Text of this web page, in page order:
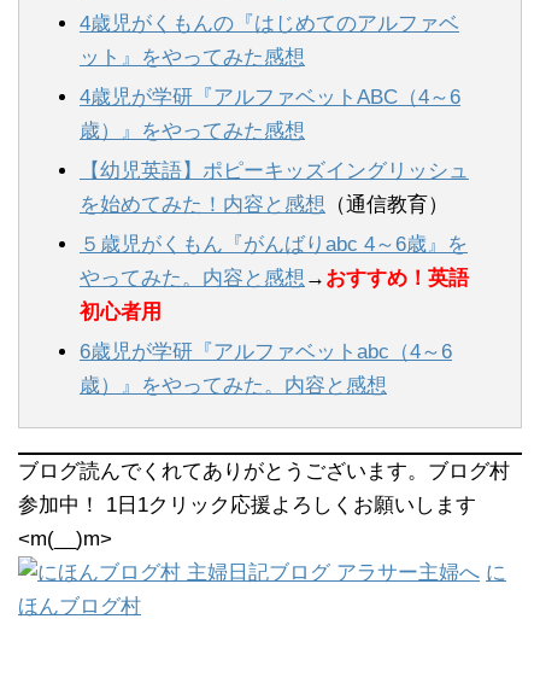
4歳児がくもんの『はじめてのアルファベ
ット』をやってみた感想
4歳児が学研『アルファベットABC（4～6
歳）』をやってみた感想
【幼児英語】ポピーキッズイングリッシュ
を始めてみた！内容と感想 （通信教育）
５歳児がくもん『がんばりabc 4～6歳』を
やってみた。内容と感想 → おすすめ！英語
初心者用
6歳児が学研『アルファベットabc（4～6
歳）』をやってみた。内容と感想
ブログ読んでくれてありがとうございます。ブログ村
参加中！ 1日1クリック応援よろしくお願いします
<m(__)m>
に
ほんブログ村